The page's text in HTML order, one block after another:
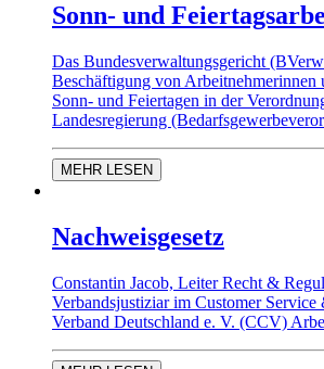
Sonn- und
Das Bundesverwaltungsgericht
Beschäftigung von Arbeitnehmerinnen
Sonn- und Feiertagen in der
Landesregierung
MEHR LESEN
Nachweisgesetz
Constantin Jacob, Leiter Recht &
Verbandsjustiziar im Customer
Verband Deutschland e. V. (CCV)